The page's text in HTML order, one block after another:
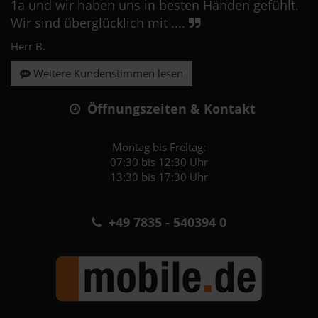
1a und wir haben uns in besten Händen gefühlt.
Wir sind überglücklich mit ....
Herr B.
Weitere Kundenstimmen lesen
Öffnungszeiten & Kontakt
Montag bis Freitag:
07:30 bis 12:30 Uhr
13:30 bis 17:30 Uhr
+49 7835 - 540394 0